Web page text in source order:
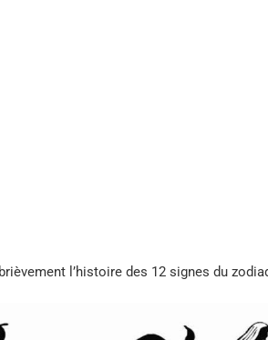
l’histoire des 12 signes du